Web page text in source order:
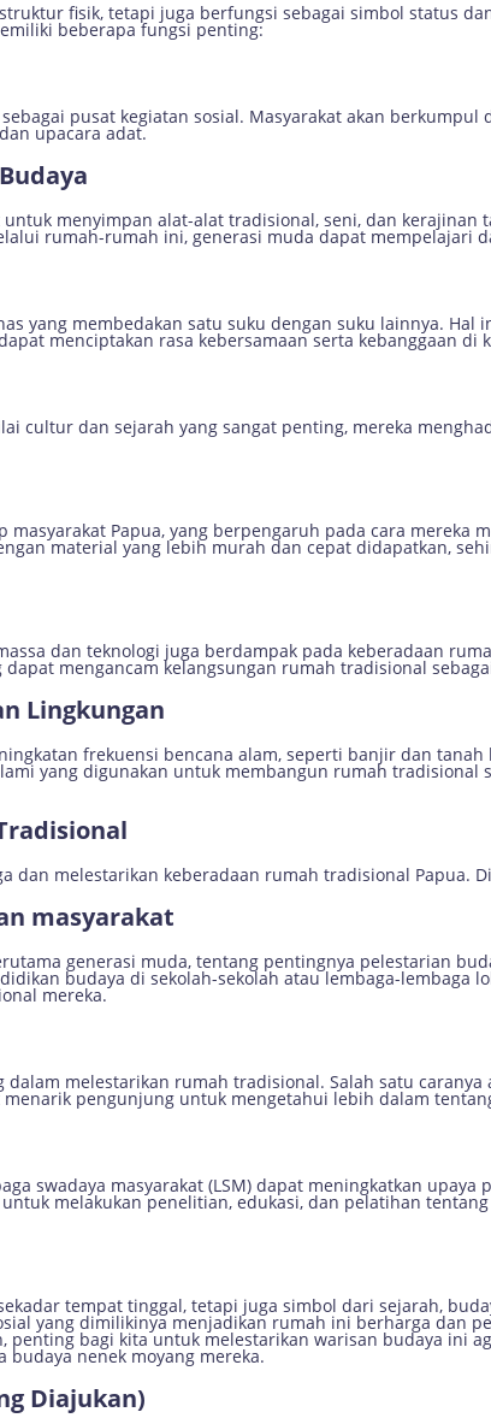
fisik, tetapi juga berfungsi sebagai simbol status
beberapa fungsi penting:
pusat kegiatan sosial. Masyarakat akan berkumpul
upacara adat.
menyimpan alat-alat tradisional, seni, dan kerajinan
rumah-rumah ini, generasi muda dapat mempelajari
yang membedakan satu suku dengan suku lainnya.
menciptakan rasa kebersamaan serta kebanggaan di
cultur dan sejarah yang sangat penting, mereka
Papua, yang berpengaruh pada cara mereka
material yang lebih murah dan cepat didapatkan,
dan teknologi juga berdampak pada keberadaan
mengancam kelangsungan rumah tradisional
Lingkungan
frekuensi bencana alam, seperti banjir dan
yang digunakan untuk membangun rumah tradisional
dan melestarikan keberadaan rumah tradisional Papua.
masyarakat
generasi muda, tentang pentingnya pelestarian
budaya di sekolah-sekolah atau lembaga-lembaga
mereka.
melestarikan rumah tradisional. Salah satu
pengunjung untuk mengetahui lebih dalam
swadaya masyarakat (LSM) dapat meningkatkan
melakukan penelitian, edukasi, dan pelatihan
tempat tinggal, tetapi juga simbol dari sejarah,
yang dimilikinya menjadikan rumah ini berharga dan
penting bagi kita untuk melestarikan warisan budaya ini
nenek moyang mereka.
Diajukan)